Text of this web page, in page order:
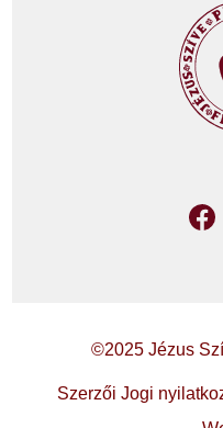
©2025 Jézus
Szerzői Jogi